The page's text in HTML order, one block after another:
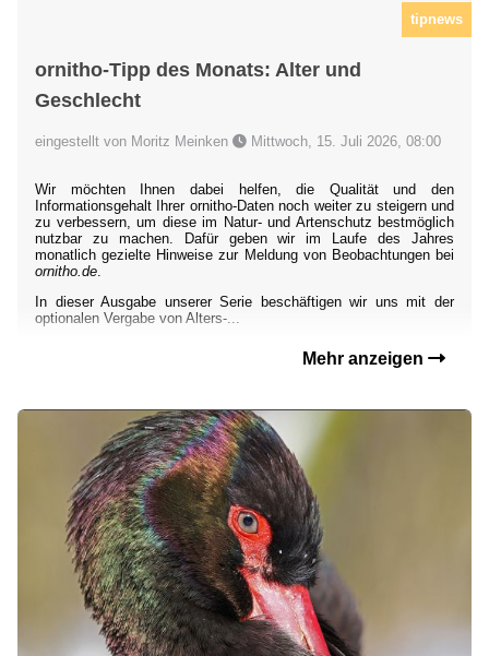
tipnews
ornitho-Tipp des Monats: Alter und
Geschlecht
eingestellt von Moritz Meinken Mittwoch, 15. Juli 2026, 08:00
Wir möchten Ihnen dabei helfen, die Qualität und den
Informationsgehalt Ihrer ornitho-Daten noch weiter zu steigern und
zu verbessern, um diese im Natur- und Artenschutz bestmöglich
nutzbar zu machen. Dafür geben wir im Laufe des Jahres
monatlich gezielte Hinweise zur Meldung von Beobachtungen bei
ornitho.de.
In dieser Ausgabe unserer Serie beschäftigen wir uns mit der
optionalen Vergabe von Alters-...
Mehr anzeigen